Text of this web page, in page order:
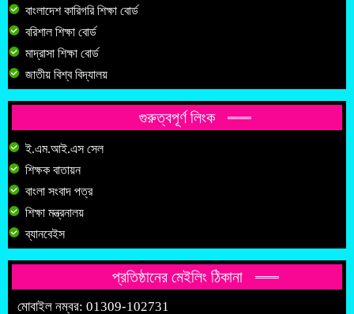
বাংলাদেশ কারিগরি শিক্ষা বোর্ড
বরিশাল শিক্ষা বোর্ড
মাদ্রাসা শিক্ষা বোর্ড
জাতীয় বিশ্ব বিদ্যালয়
গুরুত্বপূর্ণ লিংক
ই.এম.আই.এস সেল
শিক্ষক বাতায়ন
বাংলা সংবাদ পত্র
শিক্ষা মন্ত্রনালয়
ব্যানবেইস
প্রতিষ্ঠানের মেইলিং ঠিকানা
মোবাইল নম্বর: 01309-102731